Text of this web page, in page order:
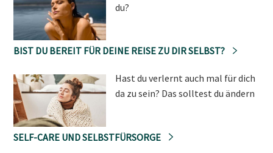
du?
BIST DU BEREIT FÜR DEINE REISE ZU DIR SELBST?
Hast du verlernt auch mal für dich
da zu sein? Das solltest du ändern
SELF-CARE UND SELBSTFÜRSORGE